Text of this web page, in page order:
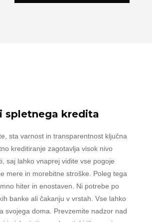
spletnega kredita
sta varnost in transparentnost ključna
kreditiranje zagotavlja visok nivo
saj lahko vnaprej vidite vse pogoje
mere in morebitne stroške. Poleg tega
hiter in enostaven. Ni potrebe po
banke ali čakanju v vrstah. Vse lahko
svojega doma. Prevzemite nadzor nad